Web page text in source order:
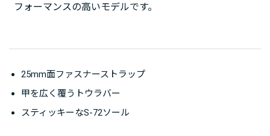
フォーマンスの高いモデルです。
25mm面ファスナーストラップ
甲を広く覆うトウラバー
スティッキーなS-72ソール